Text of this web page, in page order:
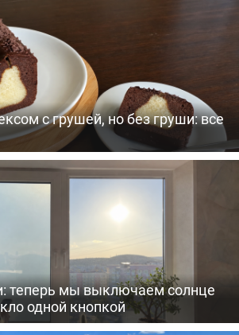
с грушей, но без груши: все
теперь мы выключаем солнце
одной кнопкой